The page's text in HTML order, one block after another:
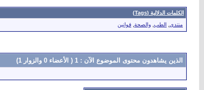
الكلمات الدلالية (Tags)
منتدى الطب والصحة قوانين
الذين يشاهدون محتوى الموضوع الآن : 1 ( الأعضاء 0 والزوار 1)